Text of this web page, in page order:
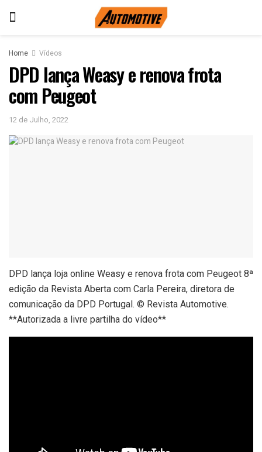
Home Vídeos
DPD lança Weasy e renova frota
com Peugeot
12 de Julho, 2022
DPD lança loja online Weasy e renova frota com Peugeot 8ª
edição da Revista Aberta com Carla Pereira, diretora de
comunicação da DPD Portugal. © Revista Automotive.
**Autorizada a livre partilha do vídeo**